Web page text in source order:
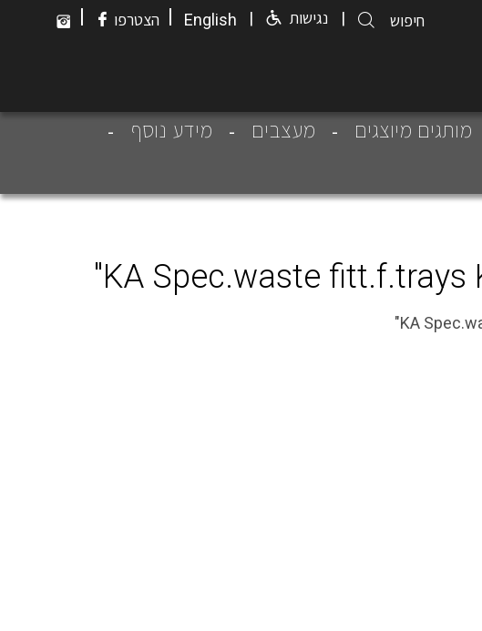
English
| הצטרפו | | נגישות |
מותגים מיוצגים מעצבים
מידע נוסף